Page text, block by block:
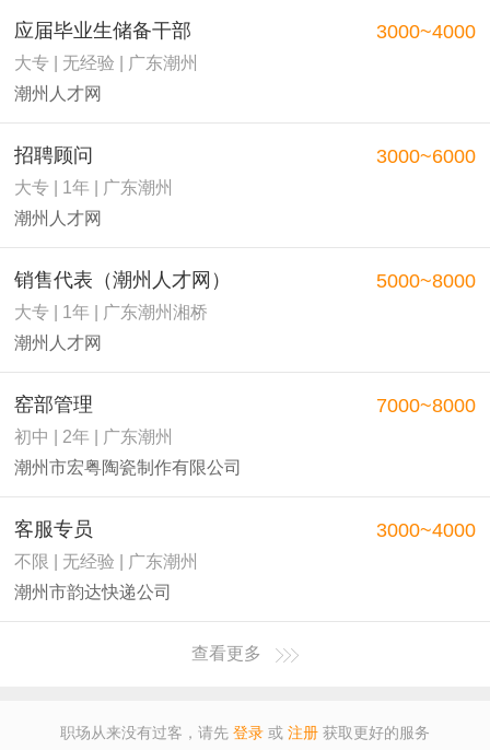
应届毕业生储备干部
大专 | 无经验 | 广东潮州
潮州人才网
3000~4000
招聘顾问
大专 | 1年 | 广东潮州
潮州人才网
3000~6000
销售代表（潮州人才网）
大专 | 1年 | 广东潮州湘桥
潮州人才网
5000~8000
窑部管理
初中 | 2年 | 广东潮州
潮州市宏粤陶瓷制作有限公司
7000~8000
客服专员
不限 | 无经验 | 广东潮州
潮州市韵达快递公司
3000~4000
查看更多
职场从来没有过客，请先 登录 或 注册 获取更好的服务